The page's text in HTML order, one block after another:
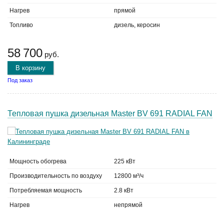
Нагрев прямой
Топливо дизель, керосин
58 700 руб.
В корзину
Под заказ
Тепловая пушка дизельная Master BV 691 RADIAL FAN
Мощность обогрева 225 кВт
Производительность по воздуху 12800 м³/ч
Потребляемая мощность 2.8 кВт
Нагрев непрямой